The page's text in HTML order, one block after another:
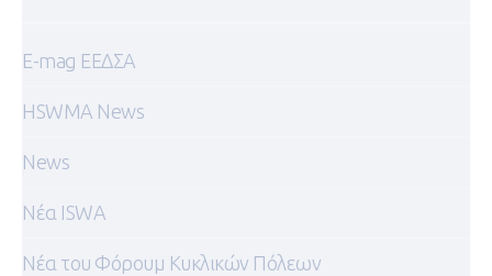
E-mag ΕΕΔΣΑ
HSWMA News
News
Nέα ISWA
Nέα του Φόρουμ Κυκλικών Πόλεων